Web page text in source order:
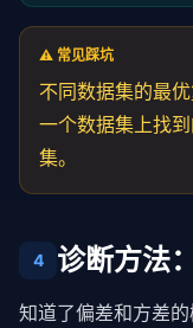
⚠️ 常见踩坑
不同数据集的最
一个数据集上找
集。
4 诊断方法
知道了偏差和方差